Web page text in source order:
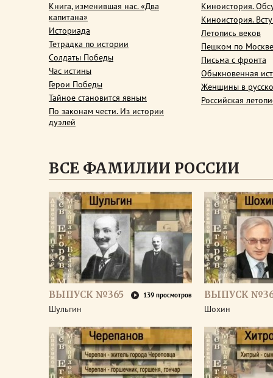
Книга, изменившая нас. «Два
капитана»
Историада
Тетрадка по истории
Солдаты Победы
Час истины
Герои Победы
Тайное становится явным
По законам чести. Из истории
дуэлей
Киноистория.
Киноистория.
Летопись веков
Пешком по Москве
Письма с фронта
Обыкновенная
Женщины в
Российская
ВСЕ ФАМИЛИИ РОССИИ
ВЫПУСК №365 139 просмотров
Шульгин
ВЫПУСК
Шохин